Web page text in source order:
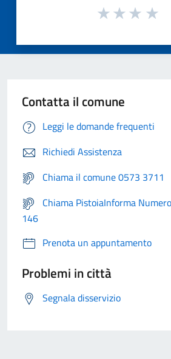
Contatta il comune
Leggi le domande frequenti
Richiedi Assistenza
Chiama il comune 0573 3711
Chiama PistoiaInforma
146
Prenota un appuntamento
Problemi in città
Segnala disservizio